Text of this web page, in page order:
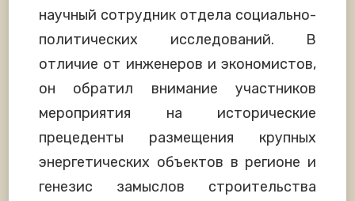
научный сотрудник отдела социально-
политических исследований. В
отличие от инженеров и экономистов,
он обратил внимание участников
мероприятия на исторические
прецеденты размещения крупных
энергетических объектов в регионе и
генезис замыслов строительства